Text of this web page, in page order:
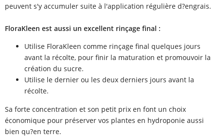
peuvent s'y accumuler suite à l'application régulière d?engrais.
FloraKleen est aussi un excellent rinçage final :
Utilise FloraKleen comme rinçage final quelques jours
avant la récolte, pour finir la maturation et promouvoir la
création du sucre.
Utilise le dernier ou les deux derniers jours avant la
récolte.
Sa forte concentration et son petit prix en font un choix
économique pour préserver vos plantes en hydroponie aussi
bien qu?en terre.